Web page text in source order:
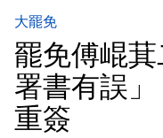
大罷免
罷免傅崐
署書有誤
重簽